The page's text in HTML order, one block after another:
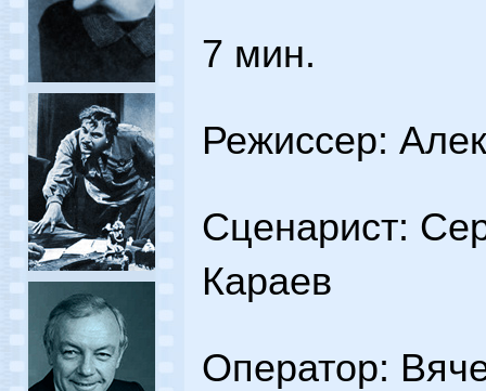
7 мин.
Режиссер:
Сценарист:
Караев
Оператор: